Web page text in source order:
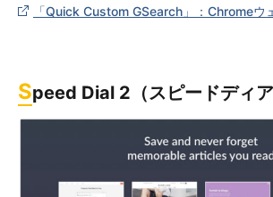
「Quick Custom GSearch」：Chromeウ
Speed Dial 2（スピードディア